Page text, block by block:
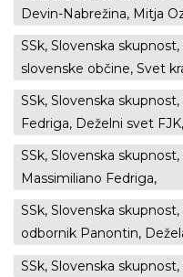
Devin-Nabrežina, Mitja
SSk, Slovenska
slovenske občine, Svet
SSk, Slovenska
Fedriga, Deželni svet FJK,
SSk, Slovenska
Massimiliano Fedriga,
SSk, Slovenska
odbornik Panontin,
SSk, Slovenska